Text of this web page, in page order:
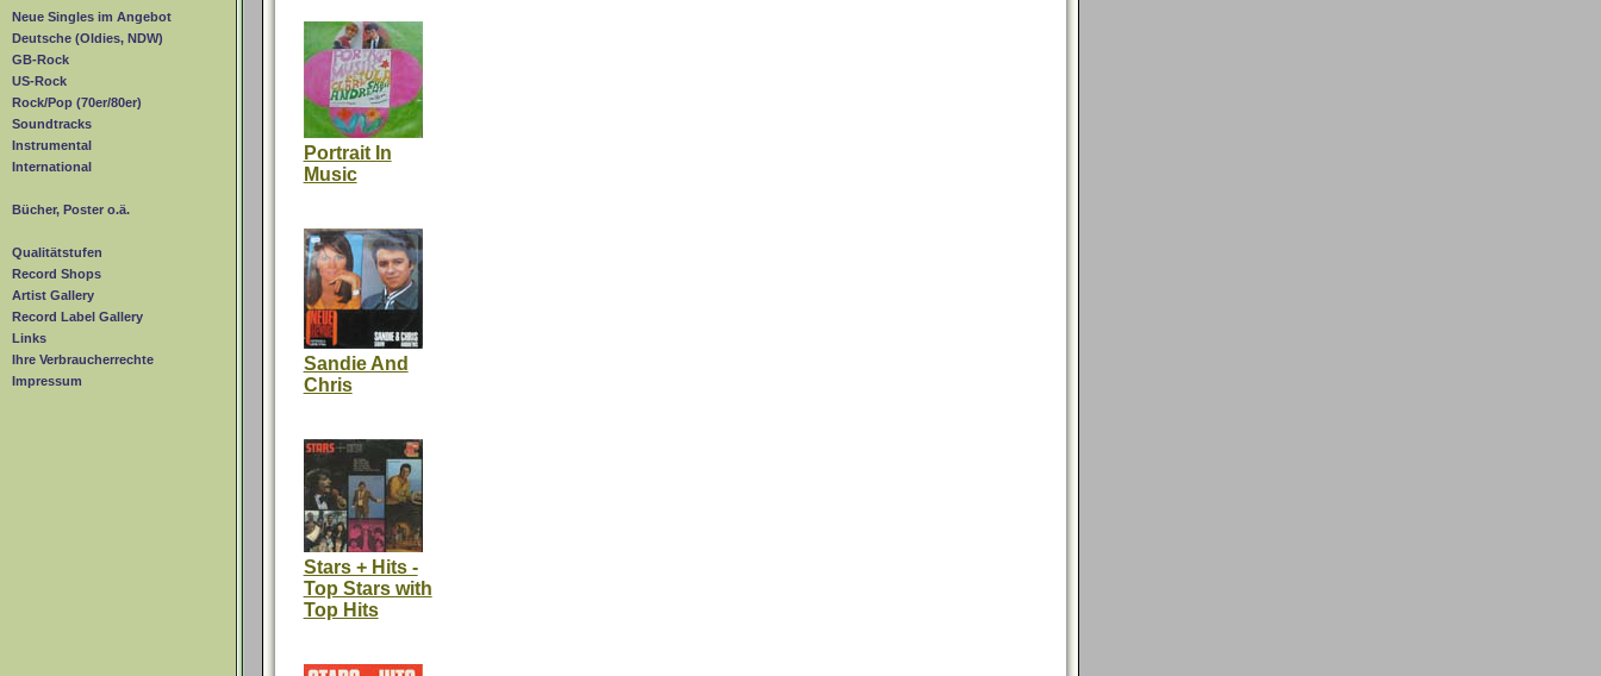
Neue Singles im Angebot
Deutsche (Oldies, NDW)
GB-Rock
US-Rock
Rock/Pop (70er/80er)
Soundtracks
Instrumental
International
Bücher, Poster o.ä.
Qualitätstufen
Record Shops
Artist Gallery
Record Label Gallery
Links
Ihre Verbraucherrechte
Impressum
Portrait In
Music
Sandie And
Chris
Stars + Hits -
Top Stars with
Top Hits